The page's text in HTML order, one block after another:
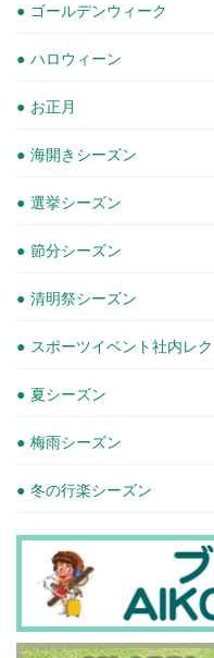
ゴールデンウィーク
ハロウィーン
お正月
海開きシーズン
選挙シーズン
節分シーズン
清明祭シーズン
スポーツイベント社内レク
夏シーズン
梅雨シーズン
冬の行楽シーズン